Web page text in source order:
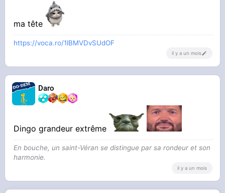
ma tête
https://voca.ro/1lBMVDvSUdOF
il y a un mois
Daro
Dingo grandeur extrême
En bouche, un saint-Véran se distingue par sa rondeur et son
harmonie.
il y a un mois